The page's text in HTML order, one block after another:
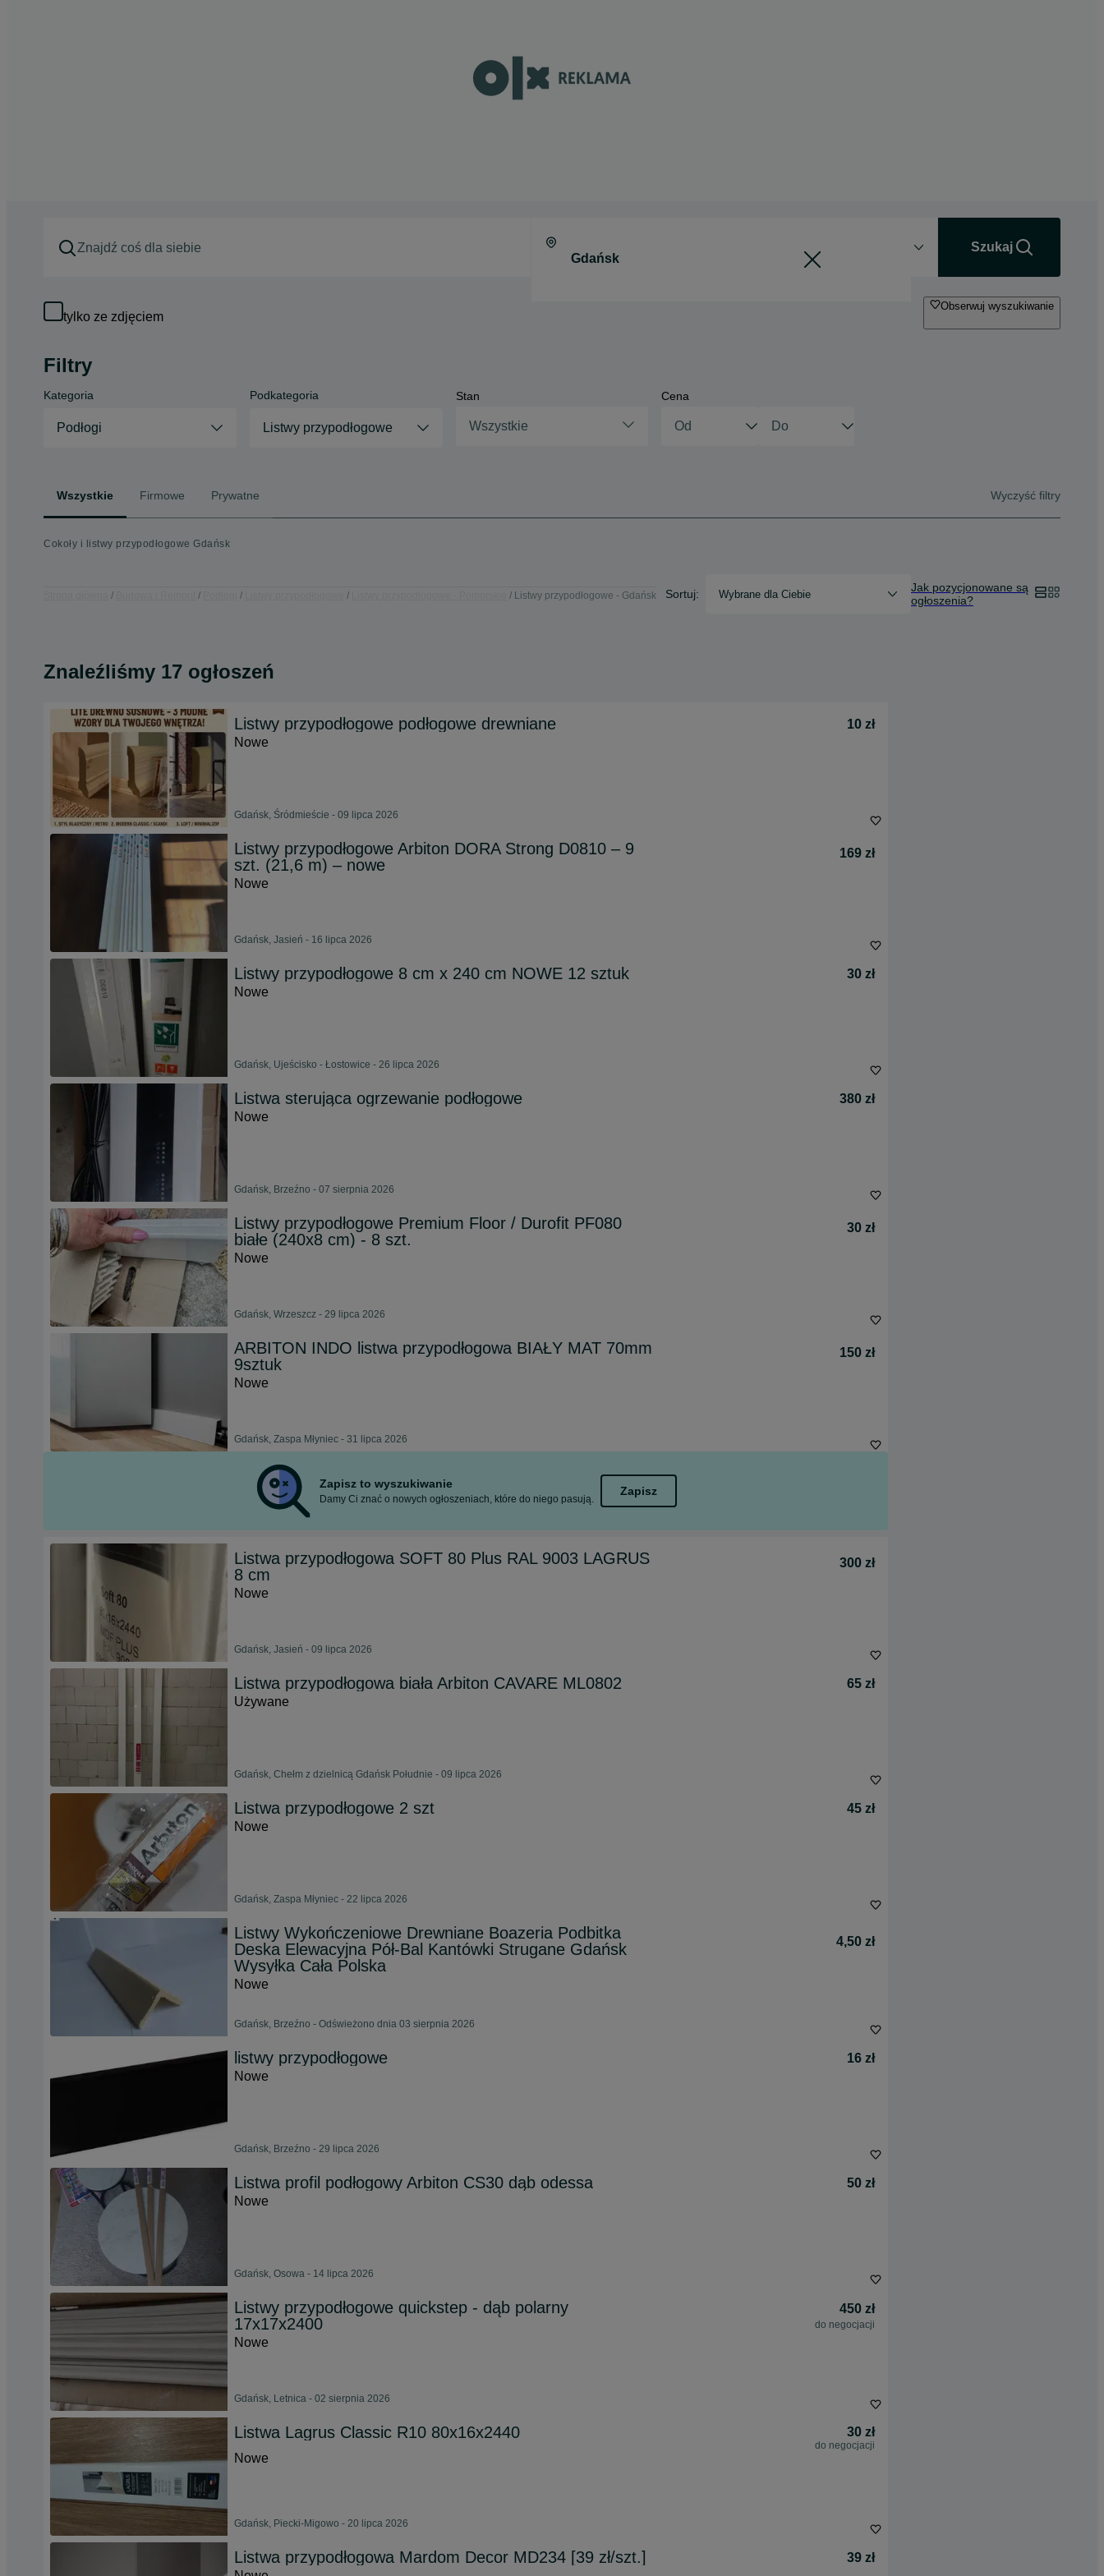
Szukaj
tylko ze zdjęciem
Obserwuj wyszukiwanie
Filtry
Kategoria
Podłogi
Podkategoria
Listwy przypodłogowe
Stan
Wszystkie
Cena
Wszystkie Firmowe Prywatne Wyczyść filtry
Cokoły i listwy przypodłogowe Gdańsk
Listwy przypodłogowe - Gdańsk Sortuj: Wybrane dla Ciebie
Jak pozycjonowane są
ogłoszenia?
Znaleźliśmy 17 ogłoszeń
Listwy przypodłogowe podłogowe drewniane
10 zł
Nowe
Gdańsk, Śródmieście - 09 lipca 2026
Listwy przypodłogowe Arbiton DORA Strong D0810 – 9
szt. (21,6 m) – nowe
169 zł
Nowe
Gdańsk, Jasień - 16 lipca 2026
Listwy przypodłogowe 8 cm x 240 cm NOWE 12 sztuk
30 zł
Nowe
Gdańsk, Ujeścisko - Łostowice - 26 lipca 2026
Listwa sterująca ogrzewanie podłogowe
380 zł
Nowe
Gdańsk, Brzeźno - 07 sierpnia 2026
Listwy przypodłogowe Premium Floor / Durofit PF080
białe (240x8 cm) - 8 szt.
30 zł
Nowe
Gdańsk, Wrzeszcz - 29 lipca 2026
ARBITON INDO listwa przypodłogowa BIAŁY MAT 70mm
9sztuk
150 zł
Nowe
Gdańsk, Zaspa Młyniec - 31 lipca 2026
Zapisz to wyszukiwanie
Damy Ci znać o nowych ogłoszeniach, które do niego pasują.
Zapisz
Listwa przypodłogowa SOFT 80 Plus RAL 9003 LAGRUS
8 cm
300 zł
Nowe
Gdańsk, Jasień - 09 lipca 2026
Listwa przypodłogowa biała Arbiton CAVARE ML0802
65 zł
Używane
Gdańsk, Chełm z dzielnicą Gdańsk Południe - 09 lipca 2026
Listwa przypodłogowe 2 szt
45 zł
Nowe
Gdańsk, Zaspa Młyniec - 22 lipca 2026
Listwy Wykończeniowe Drewniane Boazeria Podbitka
Deska Elewacyjna Pół-Bal Kantówki Strugane Gdańsk
Wysyłka Cała Polska
4,50 zł
Nowe
Gdańsk, Brzeźno - Odświeżono dnia 03 sierpnia 2026
listwy przypodłogowe
16 zł
Nowe
Gdańsk, Brzeźno - 29 lipca 2026
Listwa profil podłogowy Arbiton CS30 dąb odessa
50 zł
Nowe
Gdańsk, Osowa - 14 lipca 2026
Listwy przypodłogowe quickstep - dąb polarny
17x17x2400
450 zł
do negocjacji
Nowe
Gdańsk, Letnica - 02 sierpnia 2026
Listwa Lagrus Classic R10 80x16x2440 30 zł
do negocjacji
Nowe
Gdańsk, Piecki-Migowo - 20 lipca 2026
Listwa przypodłogowa Mardom Decor MD234 [39 zł/szt.]
39 zł